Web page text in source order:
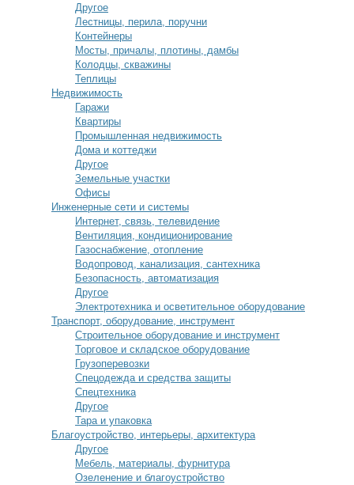
Другое
Лестницы, перила, поручни
Контейнеры
Мосты, причалы, плотины, дамбы
Колодцы, скважины
Теплицы
Недвижимость
Гаражи
Квартиры
Промышленная недвижимость
Дома и коттеджи
Другое
Земельные участки
Офисы
Инженерные сети и системы
Интернет, связь, телевидение
Вентиляция, кондиционирование
Газоснабжение, отопление
Водопровод, канализация, сантехника
Безопасность, автоматизация
Другое
Электротехника и осветительное оборудование
Транспорт, оборудование, инструмент
Строительное оборудование и инструмент
Торговое и складское оборудование
Грузоперевозки
Спецодежда и средства защиты
Спецтехника
Другое
Тара и упаковка
Благоустройство, интерьеры, архитектура
Другое
Мебель, материалы, фурнитура
Озеленение и благоустройство